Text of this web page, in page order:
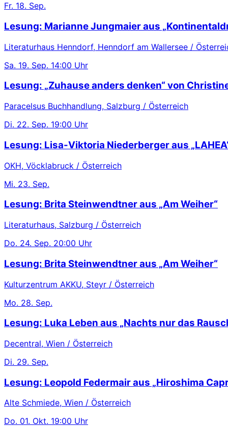
Fr. 18. Sep.
Lesung: Marianne Jungmaier aus
Literaturhaus Henndorf, Henndorf am Wallersee /
Sa. 19. Sep. 14:00 Uhr
Lesung: „Zuhause anders denken“ von
Paracelsus Buchhandlung, Salzburg / Österreich
Di. 22. Sep. 19:00 Uhr
Lesung: Lisa-Viktoria Niederberger aus
OKH, Vöcklabruck / Österreich
Mi. 23. Sep.
Lesung: Brita Steinwendtner aus „Am Weiher“
Literaturhaus, Salzburg / Österreich
Do. 24. Sep. 20:00 Uhr
Lesung: Brita Steinwendtner aus „Am Weiher“
Kulturzentrum AKKU, Steyr / Österreich
Mo. 28. Sep.
Lesung: Luka Leben aus „Nachts nur das
Decentral, Wien / Österreich
Di. 29. Sep.
Lesung: Leopold Federmair aus „Hiroshima
Alte Schmiede, Wien / Österreich
Do. 01. Okt. 19:00 Uhr